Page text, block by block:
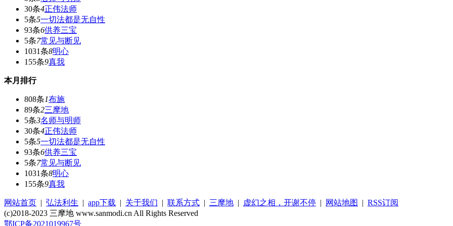
30条4正伟法师
5条5一切法都是无自性
93条6供养三宝
5条7常见与断见
1031条8明心
155条9真我
本月排行
808条1布施
89条2三摩地
5条3名师与明师
30条4正伟法师
5条5一切法都是无自性
93条6供养三宝
5条7常见与断见
1031条8明心
155条9真我
网站首页 | 弘法利生 | app下载 | 关于我们 | 联系方式 | 三摩地 | 虚幻之相，开谢不停 | 网站地图 | RSS订阅
(c)2018-2023 三摩地 www.sanmodi.cn All Rights Reserved
鄂ICP备2021019967号